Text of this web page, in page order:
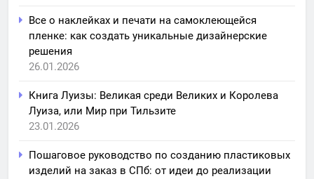
Все о наклейках и печати на самоклеющейся
пленке: как создать уникальные дизайнерские
решения
26.01.2026
Книга Луизы: Великая среди Великих и Королева
Луиза, или Мир при Тильзите
23.01.2026
Пошаговое руководство по созданию пластиковых
изделий на заказ в СПб: от идеи до реализации